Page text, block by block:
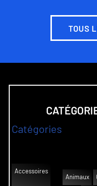
TOUS
Catégories
Accessoires
Animaux